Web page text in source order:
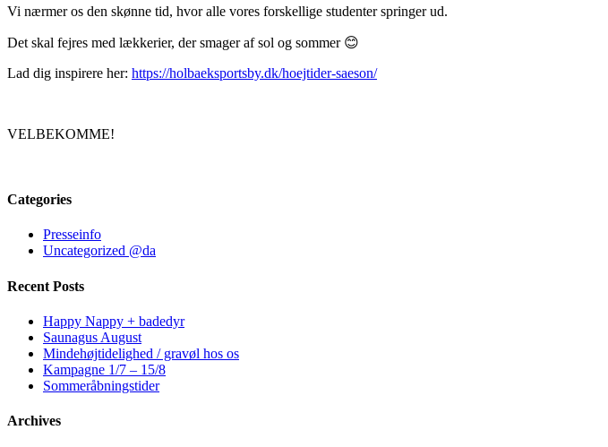
Vi nærmer os den skønne tid, hvor alle vores forskellige studenter springer ud.
Det skal fejres med lækkerier, der smager af sol og sommer 😊
Lad dig inspirere her: https://holbaeksportsby.dk/hoejtider-saeson/
VELBEKOMME!
Categories
Presseinfo
Uncategorized @da
Recent Posts
Happy Nappy + badedyr
Saunagus August
Mindehøjtidelighed / gravøl hos os
Kampagne 1/7 – 15/8
Sommeråbningstider
Archives